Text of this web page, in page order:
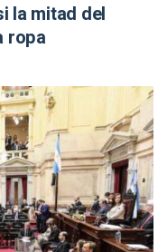
la mitad del
ropa